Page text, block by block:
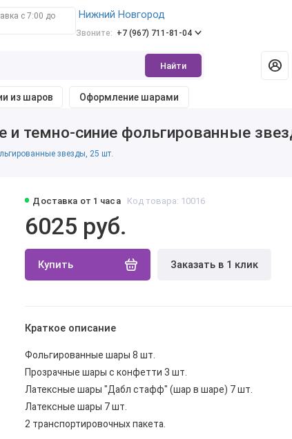
с 7:00 до
Нижний Новгород
Звоните: +7 (967) 711-81-04
Найти
из шаров Оформление шарами
и темно-синие фольгированные
звезды, 25 шт.
Доставка от 1 часа Код товара: 10016
6025 руб.
Купить Заказать в 1 клик
Краткое описание
Фольгированные шары 8 шт.
Прозрачные шары с конфетти 3 шт.
Латексные шары "Дабл стафф" (шар в шаре) 7 шт.
Латексные шары 7 шт.
2 транспортировочных пакета.